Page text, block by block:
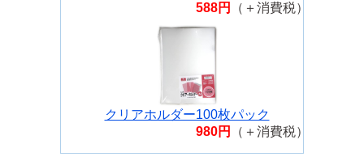
588円
（＋消費税）
クリアホルダー100枚パック
980円
（＋消費税）